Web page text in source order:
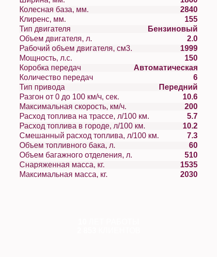
Колесная база, мм.
2840
Клиренс, мм.
155
Тип двигателя
Бензиновый
Объем двигателя, л.
2.0
Рабочий объем двигателя, см3.
1999
Мощность, л.с.
150
Коробка передач
Автоматическая
Количество передач
6
Тип привода
Передний
Разгон от 0 до 100 км/ч, сек.
10.6
Максимальная скорость, км/ч.
200
Расход топлива на трассе, л/100 км.
5.7
Расход топлива в городе, л/100 км.
10.2
Смешанный расход топлива, л/100 км.
7.3
Объем топливного бака, л.
60
Объем багажного отделения, л.
510
Снаряженная масса, кг.
1535
Максимальная масса, кг.
2030